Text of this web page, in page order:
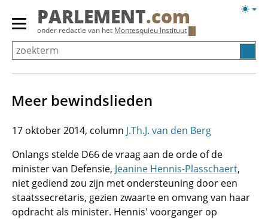
Overslaan
Primair
menu
tonen/verbergen
PARLEMENT.com
onder redactie van het Montesquieu Instituut
Meer bewindslieden
17 oktober 2014
J.Th.J. van den Berg
Onlangs stelde D66 de vraag aan de orde of de
minister van Defensie, Jeanine Hennis-Plasschaert,
niet gediend zou zijn met ondersteuning door een
staatssecretaris, gezien zwaarte en omvang van haar
opdracht als minister. Hennis' voorganger op